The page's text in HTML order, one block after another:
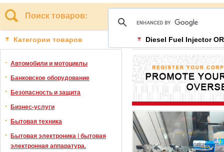
Поиск товаров:
Категории товаров
Автомобили и мотоциклы
Банковское оборудование
Безопасность и защита
Бизнес-услуги
Бытовая техника
Бытовая электроника | бытовая
электронная аппаратура.
Diesel Fuel Injector